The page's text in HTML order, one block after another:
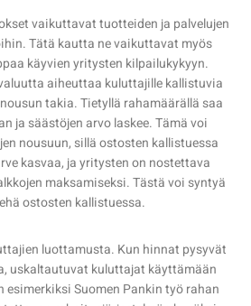
vaikuttavat tuotteiden ja palvelujen
Tätä kautta ne vaikuttavat myös
käyvien yritysten kilpailukykyyn.
aiheuttaa kuluttajille kallistuvia
takia. Tietyllä rahamäärällä saa
ja säästöjen arvo laskee. Tämä voi
nousuun, sillä ostosten kallistuessa
kasvaa, ja yritysten on nostettava
maksamiseksi. Tästä voi syntyä
ostosten kallistuessa.
luottamusta. Kun hinnat pysyvät
uskaltautuvat kuluttajat käyttämään
esimerkiksi Suomen Pankin työ rahan